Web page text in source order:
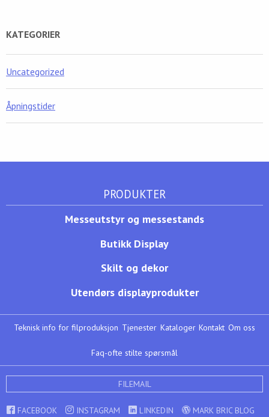
KATEGORIER
Uncategorized
Åpningstider
PRODUKTER
Messeutstyr og messestands
Butikk Display
Skilt og dekor
Utendørs displayprodukter
Teknisk info for filproduksjon Tjenester Kataloger Kontakt Om oss
Faq-ofte stilte spørsmål
FILEMAIL
FACEBOOK INSTAGRAM LINKEDIN
MARK BRIC BLOG